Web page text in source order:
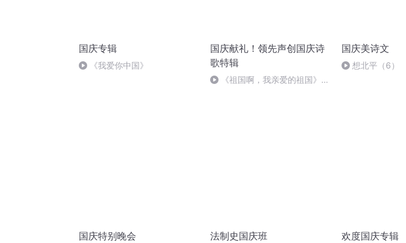
国庆专辑
《我爱你中国》
国庆献礼！领先声创国庆诗
歌特辑
《祖国啊，我亲爱的祖国》温
国庆美诗文
想北平（6）
国庆特别晚会 法制史国庆班 欢度国庆专辑